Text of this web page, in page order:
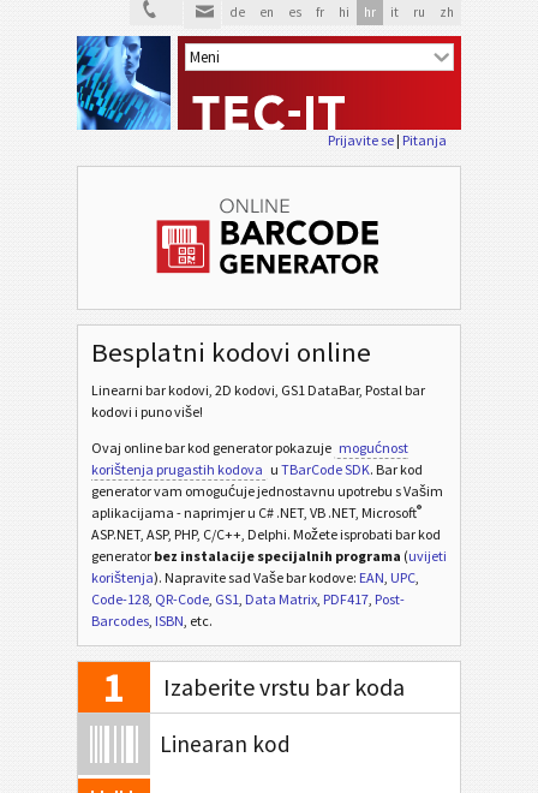
de en es fr hi hr it ru zh
Prijavite se| Pitanja
Besplatni kodovi online
Linearni bar kodovi, 2D kodovi, GS1 DataBar, Postal bar
kodovi i puno više!
Ovaj online bar kod generator pokazuje mogućnost
korištenja prugastih kodova u TBarCode SDK. Bar kod
generator vam omogućuje jednostavnu upotrebu s Vašim
aplikacijama - naprimjer u C# .NET, VB .NET, Microsoft®
ASP.NET, ASP, PHP, C/C++, Delphi. Možete isprobati bar kod
generator bez instalacije specijalnih programa (uvijeti
korištenja). Napravite sad Vaše bar kodove: EAN, UPC,
Code-128, QR-Code, GS1, Data Matrix, PDF417, Post-
Barcodes, ISBN, etc.
1 Izaberite vrstu bar koda
Linearan kod